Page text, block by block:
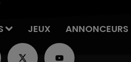
JEUX ANNONCEURS